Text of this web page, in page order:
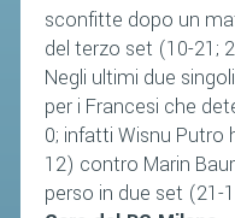
sconfitte dopo un
del terzo set (10-21;
Negli ultimi due
per i Francesi che
0; infatti Wisnu Putro
12) contro Marin
perso in due set (21-